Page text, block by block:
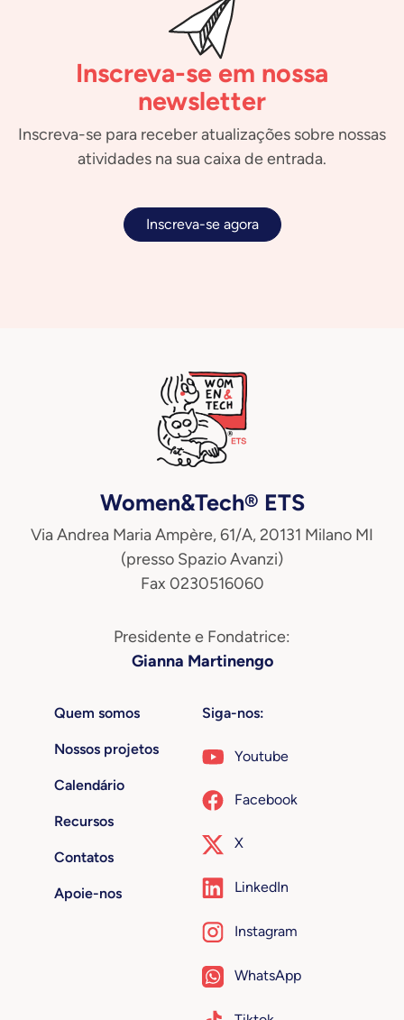
Inscreva-se em nossa
newsletter
Inscreva-se para receber atualizações sobre nossas
atividades na sua caixa de entrada.
Inscreva-se agora
Women&Tech® ETS
Via Andrea Maria Ampère, 61/A, 20131 Milano MI
(presso Spazio Avanzi)
Fax 0230516060
Presidente e Fondatrice:
Gianna Martinengo
Quem somos
Nossos projetos
Calendário
Recursos
Contatos
Apoie-nos
Siga-nos:
Youtube
Facebook
X
LinkedIn
Instagram
WhatsApp